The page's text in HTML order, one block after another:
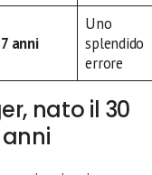
anni
Uno
splendido
errore
nato il 30